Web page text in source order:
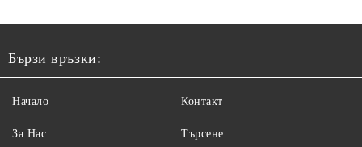
Бързи връзки:
Начало
За Нас
Контакт
Търсене